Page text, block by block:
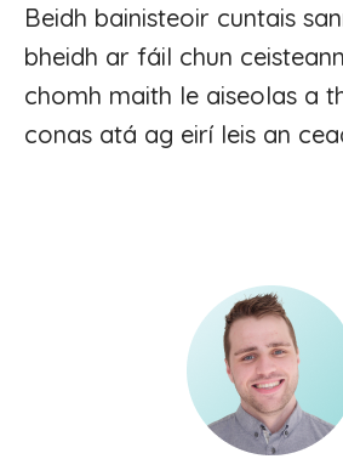
Beidh bainisteoir cuntais
bheidh ar fáil chun
chomh maith le aiseolas a
conas atá ag eirí leis an